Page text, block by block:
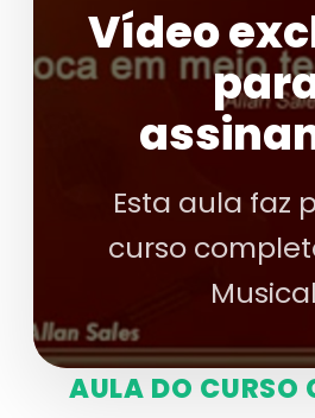
Vídeo
Esta aula faz
curso
AULA DO CURSO